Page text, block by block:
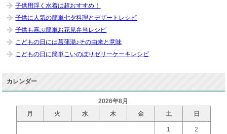
子供用浮く水着は超おすすめ！
子供に人気の簡単七夕料理とデザートレシピ
子供も喜ぶ簡単お花見弁当レシピ
こどもの日には菖蒲湯♪その由来と意味
こどもの日に簡単こいのぼりゼリーケーキレシピ
カレンダー
2026年8月
月
火 水 木 金 土 日
1 2